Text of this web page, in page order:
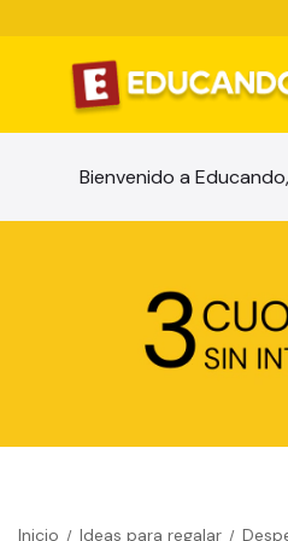
Bienvenido a
Inicio / Ideas para regalar /